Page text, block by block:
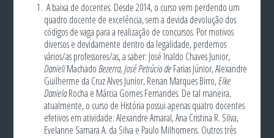
A baixa de docentes. Desde 2014, o curso vem perdendo um
quadro docente de excelência, sem a devida devolução dos
códigos de vaga para a realização de concursos. Por motivos
diversos e devidamente dentro da legalidade, perdemos
vários/as professores/as, a saber: José Inaldo Chaves Junior,
DanieliMachadoBezerra, José Petrúcio deFarias Júnior, Alexandre
Guilherme da Cruz Alves Junior, Renan Marques Birro,Elke
DanielaRocha e Márcia Gomes Fernandes. De tal maneira,
atualmente, o curso de História possui apenas quatro docentes
efetivos em atividade: Alexandre Amaral, Ana Cristina R. Silva,
Evelanne Samara A. da Silva e Paulo Milhomens. Outros três